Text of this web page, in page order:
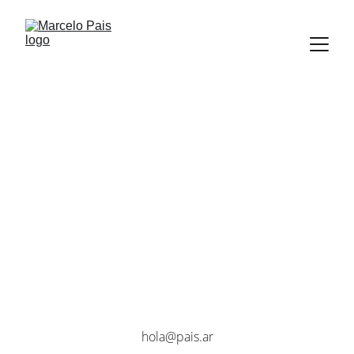
hola@pais.ar